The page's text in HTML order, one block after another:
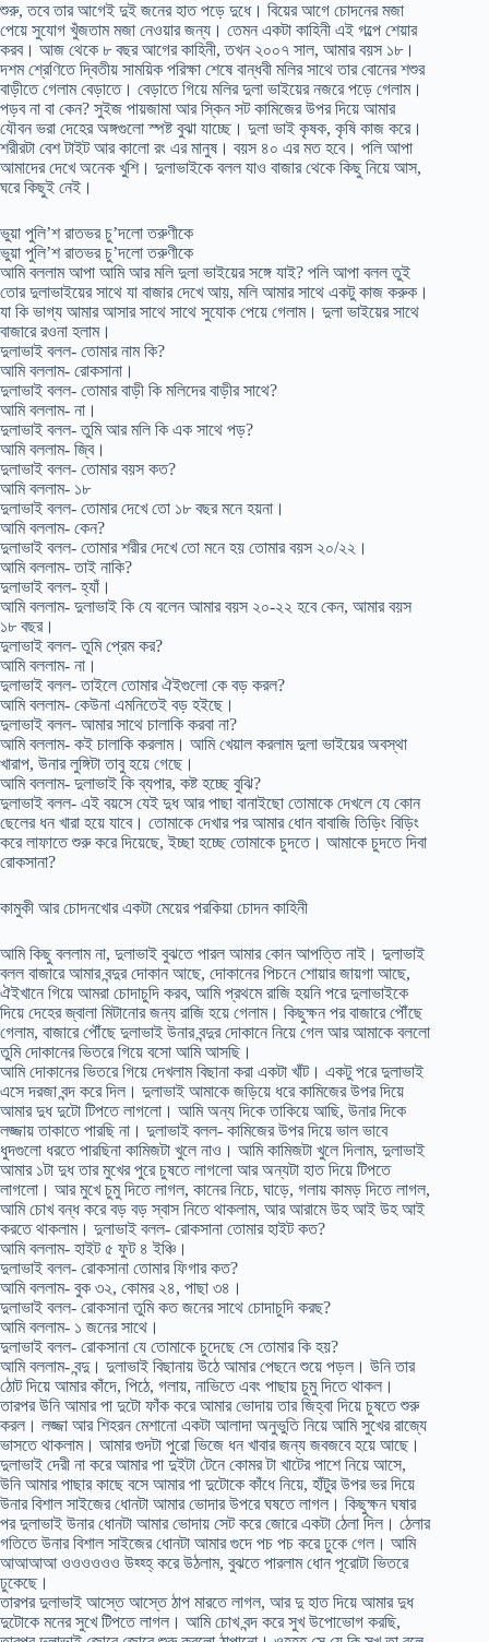
শুরু, তবে তার আগেই দুই জনের হাত পড়ে দুধে। বিয়ের আগে চোদনের মজা
পেয়ে সুযোগ খুঁজতাম মজা নেওয়ার জন্য। তেমন একটা কাহিনী এই গল্পে শেয়ার
করব। আজ থেকে ৮ বছর আগের কাহিনী, তখন ২০০৭ সাল, আমার বয়স ১৮।
দশম শ্রেণিতে দ্বিতীয় সাময়িক পরিক্ষা শেষে বান্ধবী মলির সাথে তার বোনের শশুর
বাড়ীতে গেলাম বেড়াতে। বেড়াতে গিয়ে মলির দুলা ভাইয়ের নজরে পড়ে গেলাম।
পড়ব না বা কেন? সুইজ পায়জামা আর স্কিন সট কামিজের উপর দিয়ে আমার
যৌবন ভরা দেহের অঙ্গগুলো স্পষ্ট বুঝা যাচ্ছে। দুলা ভাই কৃষক, কৃষি কাজ করে।
শরীরটা বেশ টাইট আর কালো রং এর মানুষ। বয়স ৪০ এর মত হবে। পলি আপা
আমাদের দেখে অনেক খুশি। দুলাভাইকে বলল যাও বাজার থেকে কিছু নিয়ে আস,
ঘরে কিছুই নেই।
ভুয়া পুলি’শ রাতভর চু’দলো তরুণীকে
ভুয়া পুলি’শ রাতভর চু’দলো তরুণীকে
আমি বললাম আপা আমি আর মলি দুলা ভাইয়ের সঙ্গে যাই? পলি আপা বলল তুই
তোর দুলাভাইয়ের সাথে যা বাজার দেখে আয়, মলি আমার সাথে একটু কাজ করুক।
যা কি ভাগ্য আমার আসার সাথে সাথে সুযোক পেয়ে গেলাম। দুলা ভাইয়ের সাথে
বাজারে রওনা হলাম।
দুলাভাই বলল- তোমার নাম কি?
আমি বললাম- রোকসানা।
দুলাভাই বলল- তোমার বাড়ী কি মলিদের বাড়ীর সাথে?
আমি বললাম- না।
দুলাভাই বলল- তুমি আর মলি কি এক সাথে পড়?
আমি বললাম- জ্বি।
দুলাভাই বলল- তোমার বয়স কত?
আমি বললাম- ১৮
দুলাভাই বলল- তোমার দেখে তো ১৮ বছর মনে হয়না।
আমি বললাম- কেন?
দুলাভাই বলল- তোমার শরীর দেখে তো মনে হয় তোমার বয়স ২০/২২।
আমি বললাম- তাই নাকি?
দুলাভাই বলল- হ্যাঁ।
আমি বললাম- দুলাভাই কি যে বলেন আমার বয়স ২০-২২ হবে কেন, আমার বয়স
১৮ বছর।
দুলাভাই বলল- তুমি প্রেম কর?
আমি বললাম- না।
দুলাভাই বলল- তাইলে তোমার ঐইগুলো কে বড় করল?
আমি বললাম- কেউনা এমনিতেই বড় হইছে।
দুলাভাই বলল- আমার সাথে চালাকি করবা না?
আমি বললাম- কই চালাকি করলাম। আমি খেয়াল করলাম দুলা ভাইয়ের অবস্থা
খারাপ, উনার লুঙ্গিটা তাবু হয়ে গেছে।
আমি বললাম- দুলাভাই কি ব্যপার, কষ্ট হচ্ছে বুঝি?
দুলাভাই বলল- এই বয়সে যেই দুধ আর পাছা বানাইছো তোমাকে দেখলে যে কোন
ছেলের ধন খারা হয়ে যাবে। তোমাকে দেখার পর আমার ধোন বাবাজি তিড়িং বিড়িং
করে লাফাতে শুরু করে দিয়েছে, ইচ্ছা হচ্ছে তোমাকে চুদতে। আমাকে চুদতে দিবা
রোকসানা?
কামুকী আর চোদনখোর একটা মেয়ের পরকিয়া চোদন কাহিনী
আমি কিছু বললাম না, দুলাভাই বুঝতে পারল আমার কোন আপত্তি নাই। দুলাভাই
বলল বাজারে আমার বন্দুর দোকান আছে, দোকানের পিচনে শোয়ার জায়গা আছে,
ঐইখানে গিয়ে আমরা চোদাচুদি করব, আমি প্রথমে রাজি হয়নি পরে দুলাভাইকে
দিয়ে দেহের জ্বালা মিটানোর জন্য রাজি হয়ে গেলাম। কিছুক্ষন পর বাজারে পৌঁছে
গেলাম, বাজারে পৌঁছে দুলাভাই উনার বন্দুর দোকানে নিয়ে গেল আর আমাকে বললো
তুমি দোকানের ভিতরে গিয়ে বসো আমি আসছি।
আমি দোকানের ভিতরে গিয়ে দেখলাম বিছানা করা একটা খাঁট। একটু পরে দুলাভাই
এসে দরজা বন্দ করে দিল। দুলাভাই আমাকে জড়িয়ে ধরে কামিজের উপর দিয়ে
আমার দুধ দুটো টিপতে লাগলো। আমি অন্য দিকে তাকিয়ে আছি, উনার দিকে
লজ্জায় তাকাতে পারছি না। দুলাভাই বলল- কামিজের উপর দিয়ে ভাল ভাবে
ধুদগুলো ধরতে পারছিনা কামিজটা খুলে নাও। আমি কামিজটা খুলে দিলাম, দুলাভাই
আমার ১টা দুধ তার মুখের পুরে চুষতে লাগলো আর অন্যটা হাত দিয়ে টিপতে
লাগলো। আর মুখে চুমু দিতে লাগল, কানের নিচে, ঘাড়ে, গলায় কামড় দিতে লাগল,
আমি চোখ বন্ধ করে বড় বড় স্বাস নিতে থাকলাম, আর আরামে উহ আই উহ আই
করতে থাকলাম। দুলাভাই বলল- রোকসানা তোমার হাইট কত?
আমি বললাম- হাইট ৫ ফুট ৪ ইঞ্চি।
দুলাভাই বলল- রোকসানা তোমার ফিগার কত?
আমি বললাম- বুক ৩২, কোমর ২৪, পাছা ৩৪।
দুলাভাই বলল- রোকসানা তুমি কত জনের সাথে চোদাচুদি করছ?
আমি বললাম- ১ জনের সাথে।
দুলাভাই বলল- রোকসানা যে তোমাকে চুদেছে সে তোমার কি হয়?
আমি বললাম- বন্দু। দুলাভাই বিছানায় উঠে আমার পেছনে শুয়ে পড়ল। উনি তার
ঠোট দিয়ে আমার কাঁদে, পিঠে, গলায়, নাভিতে এবং পাছায় চুমু দিতে থাকল।
তারপর উনি আমার পা দুটো ফাঁক করে আমার ভোদায় তার জিহ্বা দিয়ে চুষতে শুরু
করল। লজ্জা আর শিহরন মেশানো একটা আলাদা অনুভুতি নিয়ে আমি সুখের রাজ্যে
ভাসতে থাকলাম। আমার গুদটা পুরো ভিজে ধন খাবার জন্য জবজবে হয়ে আছে।
দুলাভাই দেরী না করে আমার পা দুইটা টেনে কোমর টা খাটের পাশে নিয়ে আসে,
উনি আমার পাছার কাছে বসে আমার পা দুটোকে কাঁধে নিয়ে, হাঁটুর উপর ভর দিয়ে
উনার বিশাল সাইজের ধোনটা আমার ভোদার উপরে ঘষতে লাগল। কিছুক্ষন ঘষার
পর দুলাভাই উনার ধোনটা আমার ভোদায় সেট করে জোরে একটা ঠেলা দিল। ঠেলার
গতিতে উনার বিশাল সাইজের ধোনটা আমার গুদে পচ পচ করে ঢুকে গেল। আমি
আআআআ ওওওওওও উহ্হ্হ্ করে উঠলাম, বুঝতে পারলাম ধোন পূরোটা ভিতরে
ঢুকেছে।
তারপর দুলাভাই আস্তে আস্তে ঠাপ মারতে লাগল, আর দু হাত দিয়ে আমার দুধ
দুটোকে মনের সুখে টিপতে লাগল। আমি চোখ বন্দ করে সুখ উপোভোগ করছি,